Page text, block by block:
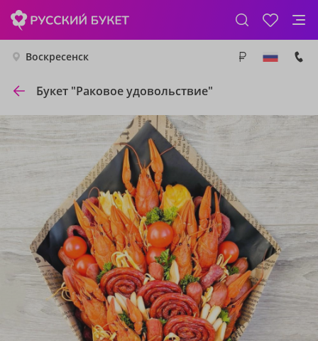
Воскресенск
Букет "Раковое удовольствие"